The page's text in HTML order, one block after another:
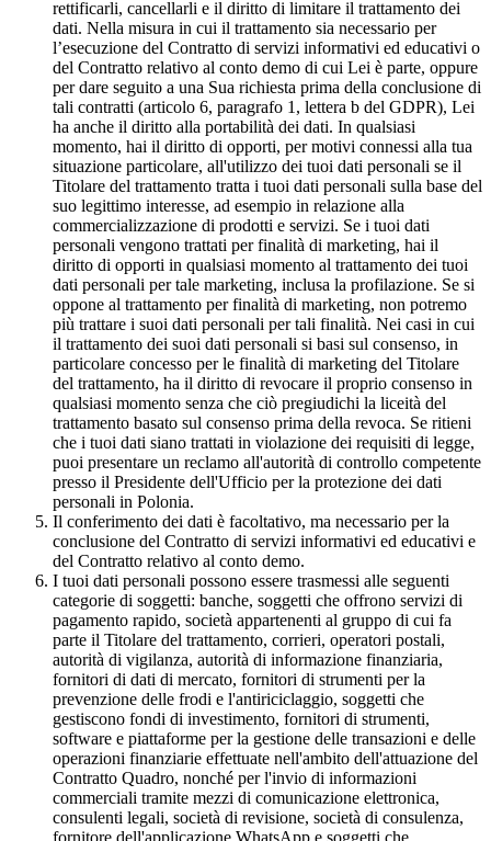
rettificarli, cancellarli e il diritto di limitare il trattamento dei
dati. Nella misura in cui il trattamento sia necessario per
l’esecuzione del Contratto di servizi informativi ed educativi o
del Contratto relativo al conto demo di cui Lei è parte, oppure
per dare seguito a una Sua richiesta prima della conclusione di
tali contratti (articolo 6, paragrafo 1, lettera b del GDPR), Lei
ha anche il diritto alla portabilità dei dati. In qualsiasi
momento, hai il diritto di opporti, per motivi connessi alla tua
situazione particolare, all'utilizzo dei tuoi dati personali se il
Titolare del trattamento tratta i tuoi dati personali sulla base del
suo legittimo interesse, ad esempio in relazione alla
commercializzazione di prodotti e servizi. Se i tuoi dati
personali vengono trattati per finalità di marketing, hai il
diritto di opporti in qualsiasi momento al trattamento dei tuoi
dati personali per tale marketing, inclusa la profilazione. Se si
oppone al trattamento per finalità di marketing, non potremo
più trattare i suoi dati personali per tali finalità. Nei casi in cui
il trattamento dei suoi dati personali si basi sul consenso, in
particolare concesso per le finalità di marketing del Titolare
del trattamento, ha il diritto di revocare il proprio consenso in
qualsiasi momento senza che ciò pregiudichi la liceità del
trattamento basato sul consenso prima della revoca. Se ritieni
che i tuoi dati siano trattati in violazione dei requisiti di legge,
puoi presentare un reclamo all'autorità di controllo competente
presso il Presidente dell'Ufficio per la protezione dei dati
personali in Polonia.
Il conferimento dei dati è facoltativo, ma necessario per la
conclusione del Contratto di servizi informativi ed educativi e
del Contratto relativo al conto demo.
I tuoi dati personali possono essere trasmessi alle seguenti
categorie di soggetti: banche, soggetti che offrono servizi di
pagamento rapido, società appartenenti al gruppo di cui fa
parte il Titolare del trattamento, corrieri, operatori postali,
autorità di vigilanza, autorità di informazione finanziaria,
fornitori di dati di mercato, fornitori di strumenti per la
prevenzione delle frodi e l'antiriciclaggio, soggetti che
gestiscono fondi di investimento, fornitori di strumenti,
software e piattaforme per la gestione delle transazioni e delle
operazioni finanziarie effettuate nell'ambito dell'attuazione del
Contratto Quadro, nonché per l'invio di informazioni
commerciali tramite mezzi di comunicazione elettronica,
consulenti legali, società di revisione, società di consulenza,
fornitore dell'applicazione WhatsApp e soggetti che